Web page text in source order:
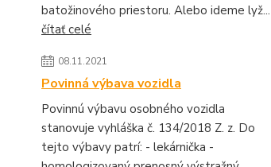
batožinového priestoru. Alebo ideme lyž...
čítať celé
08.11.2021
Povinná výbava vozidla
Povinnú výbavu osobného vozidla
stanovuje vyhláška č. 134/2018 Z. z. Do
tejto výbavy patrí: - lekárnička -